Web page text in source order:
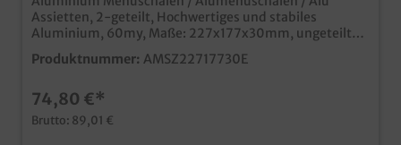
Assietten, 2-geteilt, Hochwertiges und stabiles
Aluminium, 60my, Maße: 227x177x30mm, ungeteilt
500 Stück im Karton Ideal für den Einsatz in
Gastronomie, Imbiss und Außerhaus Geschäft schnelles
sicherer Transport (stapelbar) mit passendem
Aluminiumdeckel oder Klarsicht Schnappdeckel
verschließbar
Produktnummer: AMSZ22717730E
74,80 €*
Brutto: 89,01 €